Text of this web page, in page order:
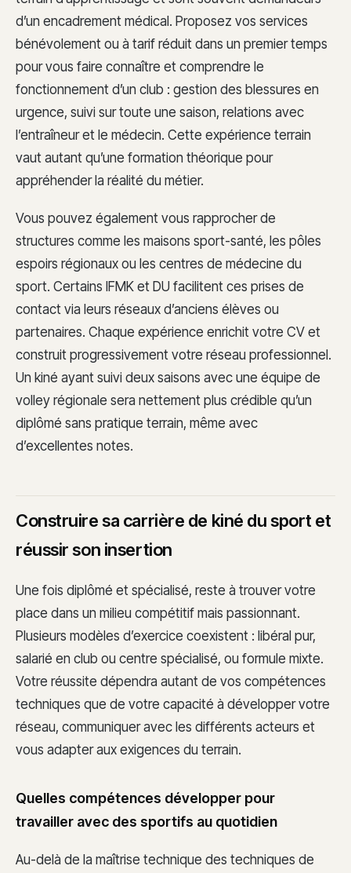
d’un encadrement médical. Proposez vos services
bénévolement ou à tarif réduit dans un premier temps
pour vous faire connaître et comprendre le
fonctionnement d’un club : gestion des blessures en
urgence, suivi sur toute une saison, relations avec
l’entraîneur et le médecin. Cette expérience terrain
vaut autant qu’une formation théorique pour
appréhender la réalité du métier.
Vous pouvez également vous rapprocher de
structures comme les maisons sport-santé, les pôles
espoirs régionaux ou les centres de médecine du
sport. Certains IFMK et DU facilitent ces prises de
contact via leurs réseaux d’anciens élèves ou
partenaires. Chaque expérience enrichit votre CV et
construit progressivement votre réseau professionnel.
Un kiné ayant suivi deux saisons avec une équipe de
volley régionale sera nettement plus crédible qu’un
diplômé sans pratique terrain, même avec
d’excellentes notes.
Construire sa carrière de kiné du sport et
réussir son insertion
Une fois diplômé et spécialisé, reste à trouver votre
place dans un milieu compétitif mais passionnant.
Plusieurs modèles d’exercice coexistent : libéral pur,
salarié en club ou centre spécialisé, ou formule mixte.
Votre réussite dépendra autant de vos compétences
techniques que de votre capacité à développer votre
réseau, communiquer avec les différents acteurs et
vous adapter aux exigences du terrain.
Quelles compétences développer pour
travailler avec des sportifs au quotidien
Au-delà de la maîtrise technique des techniques de